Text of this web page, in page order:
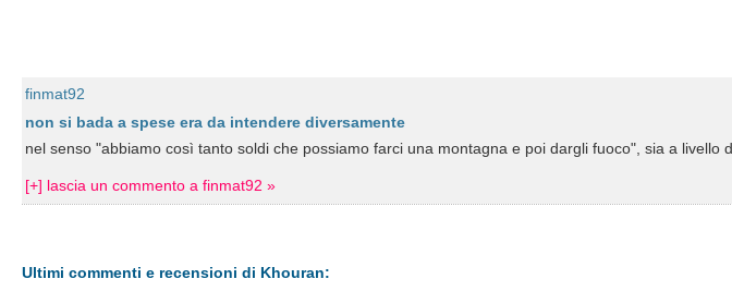
finmat92
non si bada a spese era da intendere diversamente
nel senso "abbiamo così tanto soldi che possiamo farci una montagna e poi dargli fuoco", sia a livello
[+] lascia un commento a finmat92 »
Ultimi commenti e recensioni di Khouran: